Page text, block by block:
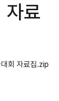
료
회 자료집.zip